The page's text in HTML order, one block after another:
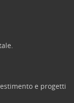
e progetti